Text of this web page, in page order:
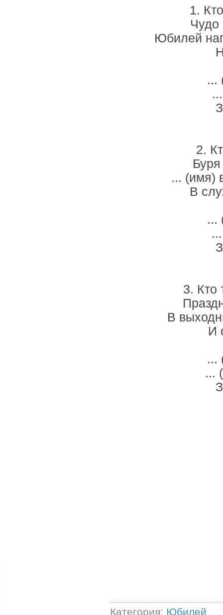
1.
Чудо
Юбилей
...
2.
... (имя)
В
...
3. Кто
В
И
...
...
Категория: Юбилей